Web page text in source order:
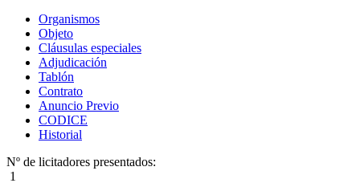
Organismos
Objeto
Cláusulas especiales
Adjudicación
Tablón
Contrato
Anuncio Previo
CODICE
Historial
Nº de licitadores presentados:
1